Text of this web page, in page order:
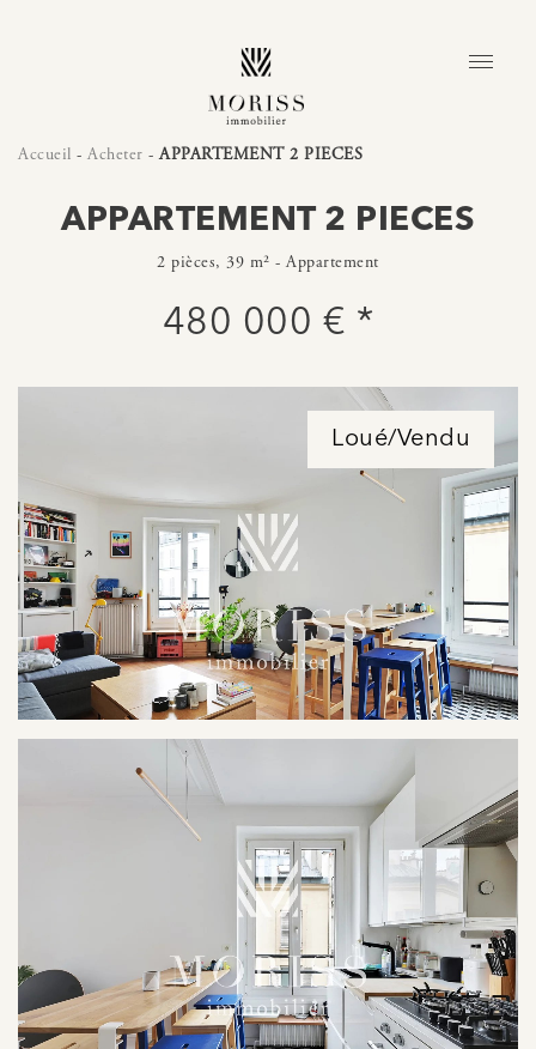
Accueil - Acheter -APPARTEMENT 2 PIECES
APPARTEMENT 2 PIECES
2 pièces, 39 m² - Appartement
480 000 € *
Loué/Vendu